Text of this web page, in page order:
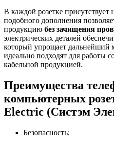
В каждой розетке
подобного дополнения
продукцию без зачищения
электрических деталей
который упрощает дальнейший
идеально подходят для работы
кабельной продукцией.
Преимущества
компьютерных
Electric (Систэм
Безопасность;